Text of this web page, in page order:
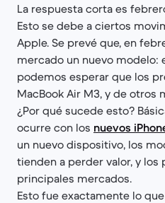
La respuesta corta es
Esto se debe a ciertos
Apple. Se prevé que, en
mercado un nuevo modelo:
podemos esperar que los
MacBook Air M3, y de otros
¿Por qué sucede esto?
ocurre con los nuevos
un nuevo dispositivo, los
tienden a perder valor, y los
principales mercados.
Esto fue exactamente lo